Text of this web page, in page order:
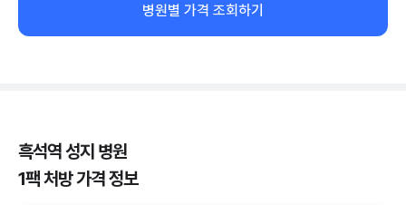
병원별 가격 조회하기
흑석역 성지 병원
1팩 처방 가격 정보